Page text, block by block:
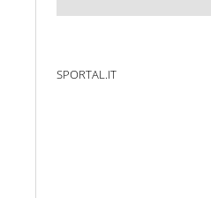
SPORTAL.IT